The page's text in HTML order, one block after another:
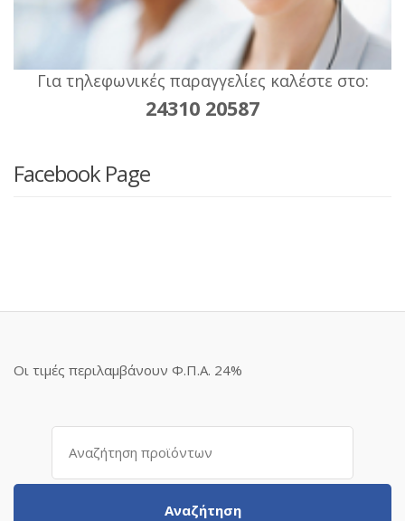
Για τηλεφωνικές παραγγελίες καλέστε στο:
24310 20587
Facebook Page
Οι τιμές περιλαμβάνουν Φ.Π.Α. 24%
Αναζήτηση
Αναζήτηση